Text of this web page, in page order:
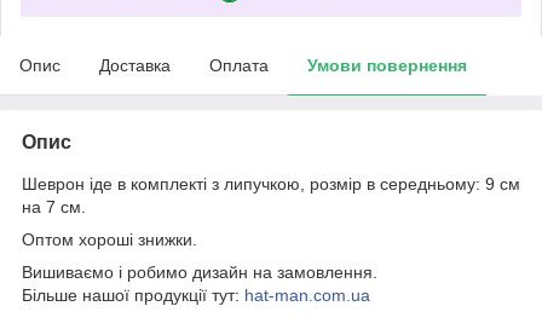
Опис Доставка Оплата Умови повернення
Опис
Шеврон іде в комплекті з липучкою, розмір в середньому: 9 см
на 7 см.
Оптом хороші знижки.
Вишиваємо і робимо дизайн на замовлення.
Більше нашої продукції тут: hat-man.com.ua